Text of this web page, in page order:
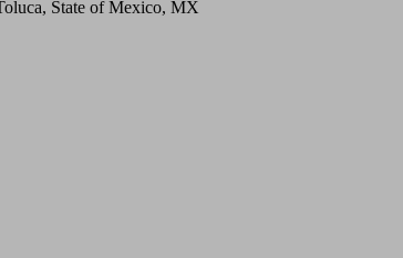
State of Mexico, MX